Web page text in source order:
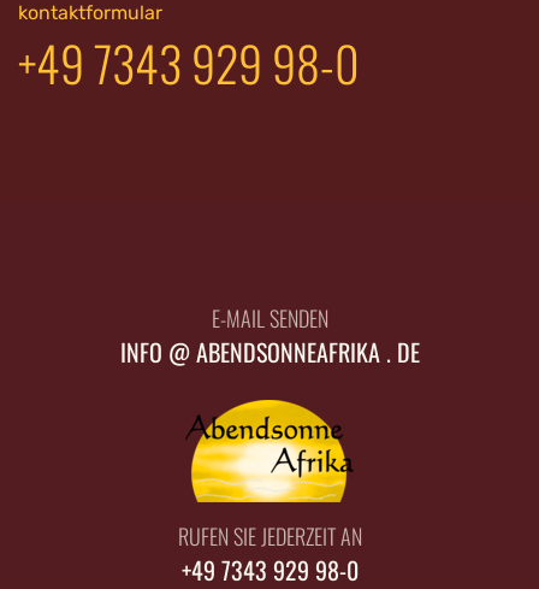
kontaktformular
+49 7343 929 98-0
E-MAIL SENDEN
INFO @ ABENDSONNEAFRIKA . DE
RUFEN SIE JEDERZEIT AN
+49 7343 929 98-0